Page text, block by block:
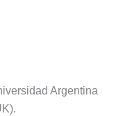
Argentina